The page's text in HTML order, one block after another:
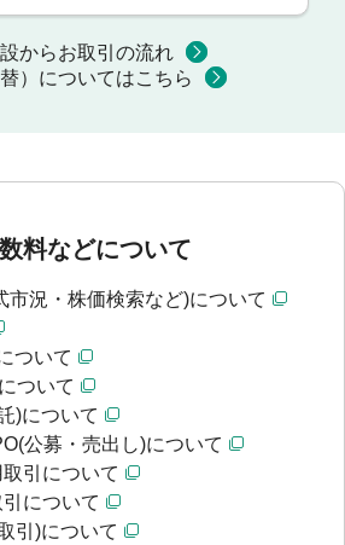
からお取引の流れ
）についてはこちら
料などについて
市況・株価検索など)について
ついて
ついて
)について
公募・売出し)について
引について
について
引)について